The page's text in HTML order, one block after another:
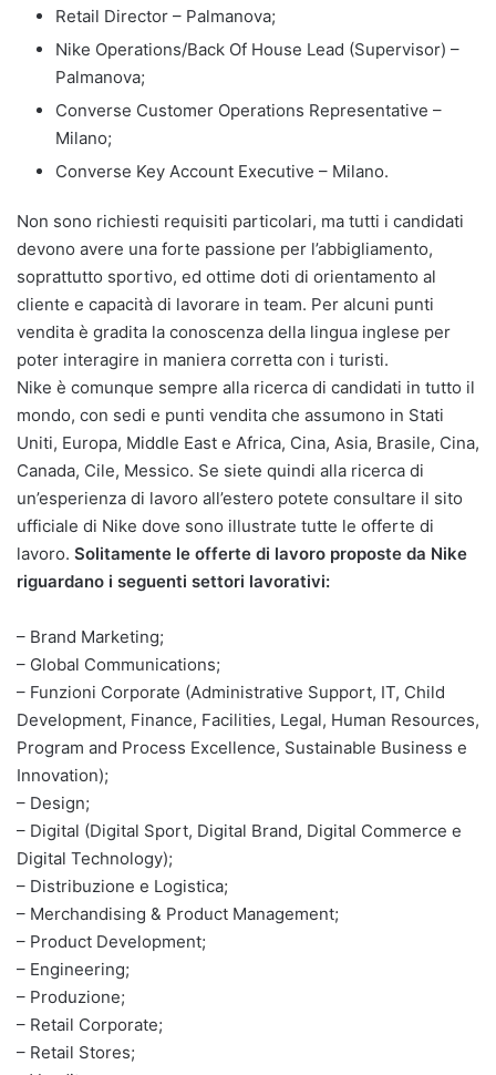
Retail Director – Palmanova;
Nike Operations/Back Of House Lead (Supervisor) –
Palmanova;
Converse Customer Operations Representative –
Milano;
Converse Key Account Executive – Milano.
Non sono richiesti requisiti particolari, ma tutti i candidati
devono avere una forte passione per l’abbigliamento,
soprattutto sportivo, ed ottime doti di orientamento al
cliente e capacità di lavorare in team. Per alcuni punti
vendita è gradita la conoscenza della lingua inglese per
poter interagire in maniera corretta con i turisti.
Nike è comunque sempre alla ricerca di candidati in tutto il
mondo, con sedi e punti vendita che assumono in Stati
Uniti, Europa, Middle East e Africa, Cina, Asia, Brasile, Cina,
Canada, Cile, Messico. Se siete quindi alla ricerca di
un’esperienza di lavoro all’estero potete consultare il sito
ufficiale di Nike dove sono illustrate tutte le offerte di
lavoro. Solitamente le offerte di lavoro proposte da Nike
riguardano i seguenti settori lavorativi:
– Brand Marketing;
– Global Communications;
– Funzioni Corporate (Administrative Support, IT, Child
Development, Finance, Facilities, Legal, Human Resources,
Program and Process Excellence, Sustainable Business e
Innovation);
– Design;
– Digital (Digital Sport, Digital Brand, Digital Commerce e
Digital Technology);
– Distribuzione e Logistica;
– Merchandising & Product Management;
– Product Development;
– Engineering;
– Produzione;
– Retail Corporate;
– Retail Stores;